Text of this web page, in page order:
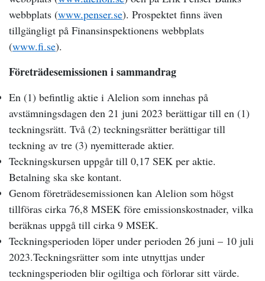
webbplats (www.penser.se). Prospektet finns även
tillgängligt på Finansinspektionens webbplats
(www.fi.se).
Företrädesemissionen i sammandrag
En (1) befintlig aktie i Alelion som innehas på
avstämningsdagen den 21 juni 2023 berättigar till en (1)
teckningsrätt. Två (2) teckningsrätter berättigar till
teckning av tre (3) nyemitterade aktier.
Teckningskursen uppgår till 0,17 SEK per aktie.
Betalning ska ske kontant.
Genom företrädesemissionen kan Alelion som högst
tillföras cirka 76,8 MSEK före emissionskostnader, vilka
beräknas uppgå till cirka 9 MSEK.
Teckningsperioden löper under perioden 26 juni – 10 juli
2023.Teckningsrätter som inte utnyttjas under
teckningsperioden blir ogiltiga och förlorar sitt värde.